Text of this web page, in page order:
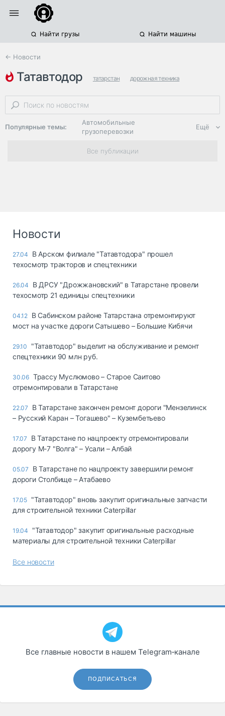
Найти грузы Найти машины
← Новости
татавтодор татарстан дорожная техника
региональные автодороги
Популярные темы:
Автомобильные
грузоперевозки
Региональная
логистика
опасные грузы
страхование
Склады и
грузовые
Коммерческий
транспорт
Спецтехника
запчасти, шины
Топливо, масла и
Ещё
Все публикации
Новости
27.04
В Арском филиале "Татавтодора" прошел
техосмотр тракторов и спецтехники
26.04
В ДРСУ "Дрожжановский" в Татарстане провели
техосмотр 21 единицы спецтехники
04.12 В Сабинском районе Татарстана отремонтируют
мост на участке дороги Сатышево – Большие Кибячи
29.10
"Татавтодор" выделит на обслуживание и ремонт
спецтехники 90 млн руб.
30.06 Трассу Муслюмово – Старое Саитово
отремонтировали в Татарстане
22.07
В Татарстане закончен ремонт дороги "Мензелинск
– Русский Каран – Тогашево" – Кузембетьево
17.07
В Татарстане по нацпроекту отремонтировали
дорогу М-7 "Волга" – Усали – Албай
05.07
В Татарстане по нацпроекту завершили ремонт
дороги Столбище – Атабаево
17.05 "Татавтодор" вновь закупит оригинальные запчасти
для строительной техники Caterpillar
19.04
"Татавтодор" закупит оригинальные расходные
материалы для строительной техники Caterpillar
Все новости
Все главные новости в нашем Telegram‑канале
ПОДПИСАТЬСЯ